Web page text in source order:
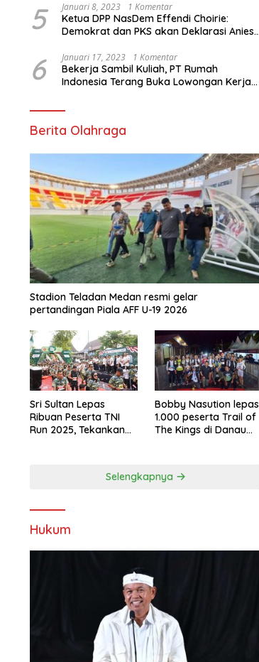
5 Januari 8, 2023 1 Komentar
Ketua DPP NasDem Effendi Choirie:
Demokrat dan PKS akan Deklarasi Anies
6 Januari 17, 2023 1 Komentar
Bekerja Sambil Kuliah, PT Rumah
Indonesia Terang Buka Lowongan Kerja
Berita Olahraga
Stadion Teladan Medan resmi gelar
pertandingan Piala AFF U-19 2026
Sri Sultan Lepas
Ribuan Peserta TNI
Run 2025, Tekankan
Bobby Nasution lepas
1.000 peserta Trail of
The Kings di Danau
Selengkapnya
Hukum